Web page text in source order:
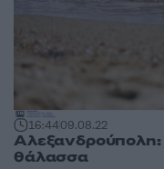
16:4409.08.22
θάλασσα